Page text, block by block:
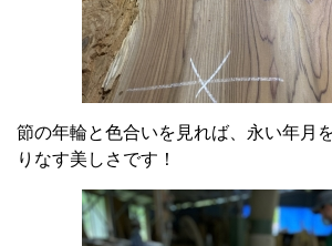
節の年輪と色合いを見れば、永い年月
りなす美しさです！